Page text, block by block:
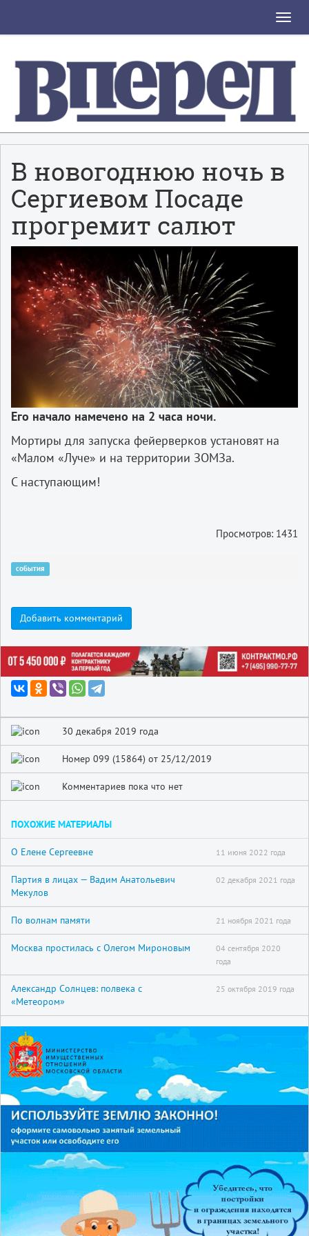
Toggle
В новогоднюю ночь в
Сергиевом Посаде
прогремит салют
Его начало намечено на 2 часа ночи.
Мортиры для запуска фейерверков установят на
«Малом «Луче» и на территории ЗОМЗа.
С наступающим!
Просмотров: 1431
события
Добавить комментарий
30 декабря 2019 года
Номер 099 (15864) от 25/12/2019
Комментариев пока что нет
ПОХОЖИЕ МАТЕРИАЛЫ
О Елене Сергеевне 11 июня 2022 года
Партия в лицах — Вадим Анатольевич
Мекулов
02 декабря 2021 года
По волнам памяти 21 ноября 2021 года
Москва простилась с Олегом Мироновым
04 сентября 2020
года
Александр Солнцев: полвека с
«Метеором»
25 октября 2019 года